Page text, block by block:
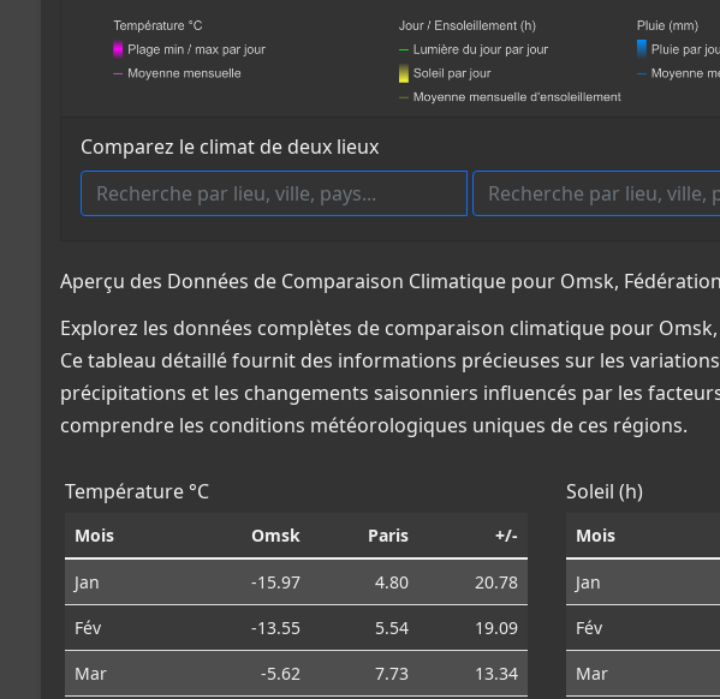
Comparez le climat de deux lieux
Aperçu des Données de Comparaison Climatique pour Omsk,
Explorez les données complètes de comparaison climatique pour
Ce tableau détaillé fournit des informations précieuses sur les
précipitations et les changements saisonniers influencés par les
comprendre les conditions météorologiques uniques de ces régions.
Température °C
Mois Omsk Paris +/-
Jan -15.97 4.80
20.78
Fév
-13.55 5.54
19.09
Mar
-5.62 7.73
13.34
Soleil (h)
Mois
Jan
Fév
Mar